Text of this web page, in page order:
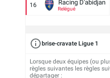
16 Racing D'abidjan
Relégué
brise-cravate Ligue 1
Lorsque deux équipes (ou
règles suivantes les règles
départager :